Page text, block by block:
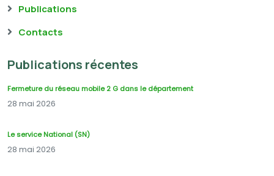
Publications
Contacts
Publications récentes
Fermeture du réseau mobile 2 G dans le département
28 mai 2026
Le service National (SN)
28 mai 2026